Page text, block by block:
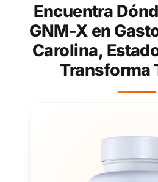
Encuentra
GNM-X en
Carolina,
Transforma